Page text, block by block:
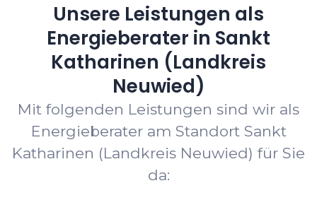
Unsere Leistungen als
Energieberater in Sankt
Katharinen (Landkreis
Neuwied)
Mit folgenden Leistungen sind wir als
Energieberater am Standort Sankt
Katharinen (Landkreis Neuwied) für Sie
da: